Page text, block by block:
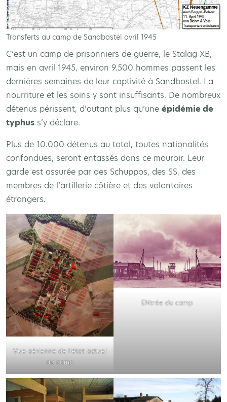
Transferts au camp de Sandbostel avril 1945
C’est un camp de prisonniers de guerre, le Stalag XB,
mais en avril 1945, environ 9.500 hommes passent les
dernières semaines de leur captivité à Sandbostel. La
nourriture et les soins y sont insuffisants. De nombreux
détenus périssent, d’autant plus qu’une épidémie de
typhus s’y déclare.
Plus de 10.000 détenus au total, toutes nationalités
confondues, seront entassés dans ce mouroir. Leur
garde est assurée par des Schuppos, des SS, des
membres de l’artillerie côtière et des volontaires
étrangers.
Vue aérienne de l’état actuel
du camp
ENtrée du camp